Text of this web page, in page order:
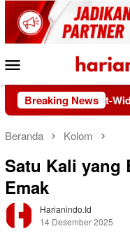
Loncat
ke
konten
Mobile
Breaking News
Babat-Widang,
Beranda Kolom
Satu Kali yang
Emak
Harianindo.id
14 Desember 2025